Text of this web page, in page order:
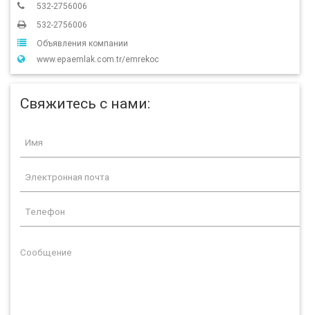
532-2756006
532-2756006
Объявления компании
www.epaemlak.com.tr/emrekoc
Свяжитесь с нами: